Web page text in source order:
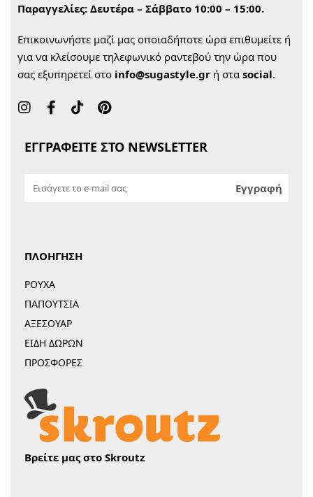
Παραγγελίες: Δευτέρα – Σάββατο 10:00 – 15:00.
Επικοινωνήστε μαζί μας οποιαδήποτε ώρα επιθυμείτε ή
για να κλείσουμε τηλεφωνικό ραντεβού την ώρα που
σας εξυπηρετεί στο info@sugastyle.gr ή στα social.
ΕΓΓΡΑΦΕΙΤΕ ΣΤΟ NEWSLETTER
ΠΛΟΗΓΗΣΗ
ΡΟΥΧΑ
ΠΑΠΟΥΤΣΙΑ
ΑΞΕΣΟΥΑΡ
ΕΙΔΗ ΔΩΡΩΝ
ΠΡΟΣΦΟΡΕΣ
Βρείτε μας στο Skroutz